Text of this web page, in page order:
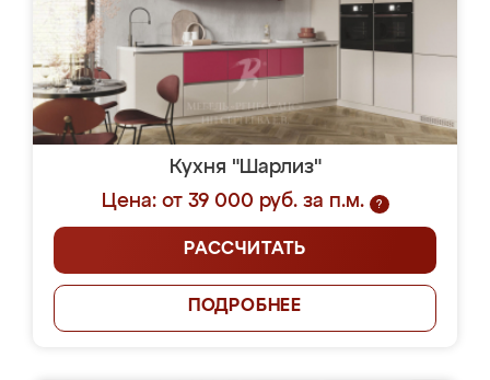
Кухня "Шарлиз"
Цена: от 39 000 руб. за п.м.
?
РАССЧИТАТЬ
ПОДРОБНЕЕ